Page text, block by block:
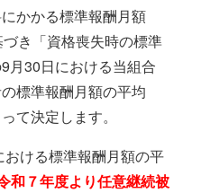
かかる標準報酬月額
き「資格喪失時の標準
月30日における当組合
標準報酬月額の平均
て決定します。
ける標準報酬月額の平
和７年度より任意継続被